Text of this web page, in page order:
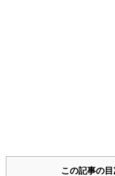
この記事の目